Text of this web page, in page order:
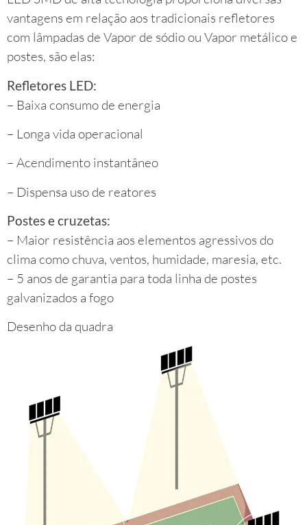
vantagens em relação aos tradicionais refletores
com lâmpadas de Vapor de sódio ou Vapor metálico e
postes, são elas:
Refletores LED:
– Baixa consumo de energia
– Longa vida operacional
– Acendimento instantâneo
– Dispensa uso de reatores
Postes e cruzetas:
– Maior resistência aos elementos agressivos do
clima como chuva, ventos, humidade, maresia, etc.
– 5 anos de garantia para toda linha de postes
galvanizados a fogo
Desenho da quadra